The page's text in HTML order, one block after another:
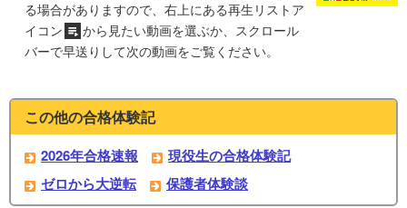
る場合がありますので、右上にある再生リストア
イコン
から見たい動画を選ぶか、スクロール
バーで早送りして次の動画をご覧ください。
この他の合格体験記
2026年合格速報
現役生の合格体験記
ゼロから大逆転
保護者体験談